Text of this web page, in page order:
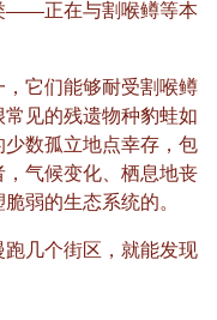
——正在与割喉鳟等本
它们能够耐受割喉鳟
见的残遗物种豹蛙如
数孤立地点幸存，包
气候变化、栖息地丧
弱的生态系统的。
几个街区，就能发现